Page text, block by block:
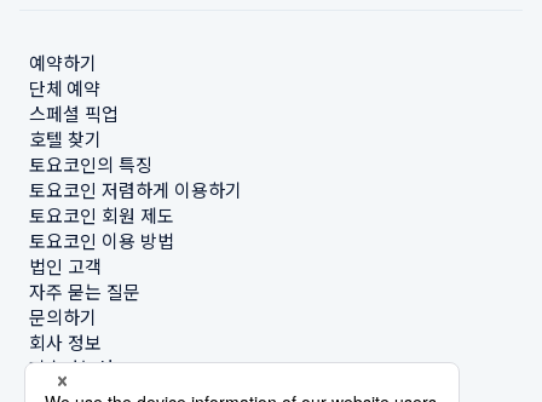
예약하기
단체 예약
스페셜 픽업
호텔 찾기
토요코인의 특징
토요코인 저렴하게 이용하기
토요코인 회원 제도
토요코인 이용 방법
법인 고객
자주 묻는 질문
문의하기
회사 정보
지속가능성